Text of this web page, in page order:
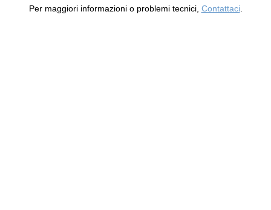
Per maggiori informazioni o problemi tecnici, Contattaci.